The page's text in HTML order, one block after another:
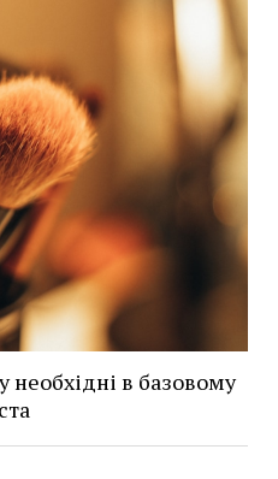
необхідні в базовому